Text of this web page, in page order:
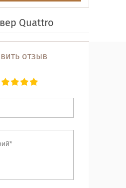
Quattro
отзыв